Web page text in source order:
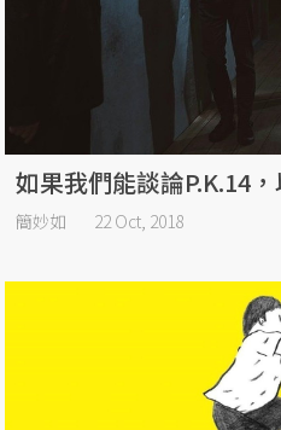
如果我們能談論P.K.14
簡妙如 22 Oct, 2018